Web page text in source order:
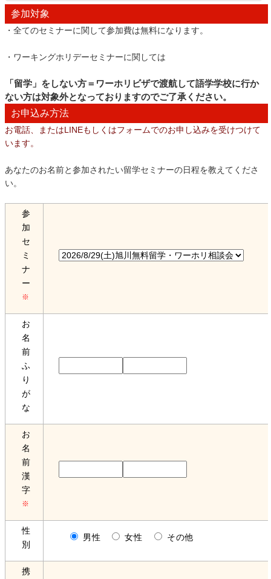
参加対象
・全てのセミナーに関して参加費は無料になります。
・ワーキングホリデーセミナーに関しては
「留学」をしない方＝ワーホリビザで渡航して語学学校に行か
ない方は対象外となっておりますのでご了承ください。
お申込み方法
お電話、またはLINEもしくはフォームでのお申し込みを受けつけて
います。
あなたのお名前と参加されたい留学セミナーの日程を教えてくださ
い。
参
加
セ
ミ
ナ
ー
※
お
名
前
ふ
り
が
な
お
名
前
漢
字
※
性
別
男性 女性 その他
携